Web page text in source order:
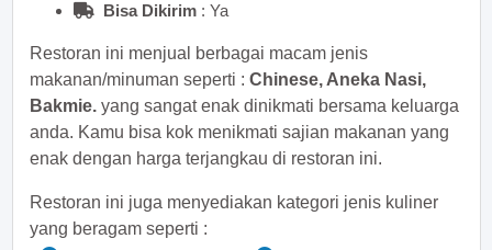
Bisa Dikirim : Ya
Restoran ini menjual berbagai macam jenis
makanan/minuman seperti : Chinese, Aneka Nasi,
Bakmie. yang sangat enak dinikmati bersama keluarga
anda. Kamu bisa kok menikmati sajian makanan yang
enak dengan harga terjangkau di restoran ini.
Restoran ini juga menyediakan kategori jenis kuliner
yang beragam seperti :